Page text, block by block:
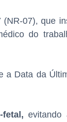
(NR-07), que
do
a Data da
evitando